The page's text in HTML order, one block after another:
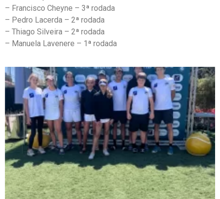
– Francisco Cheyne – 3ª rodada
– Pedro Lacerda – 2ª rodada
– Thiago Silveira – 2ª rodada
– Manuela Lavenere – 1ª rodada